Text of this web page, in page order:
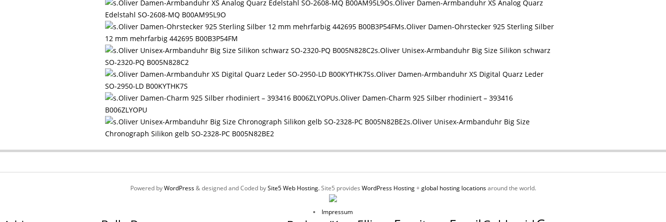
s.Oliver Damen-Armbanduhr XS Analog Quarz
Edelstahl SO-2608-MQ B00AM95L9O
s.Oliver Damen-Ohrstecker 925 Sterling Silber
12 mm mehrfarbig 442695 B00B3P54FM
s.Oliver Unisex-Armbanduhr Big Size Silikon schwarz
SO-2320-PQ B005N828C2
s.Oliver Damen-Armbanduhr XS Digital Quarz Leder
SO-2950-LD B00KYTHK7S
s.Oliver Damen-Charm 925 Silber rhodiniert – 393416
B006ZLYOPU
s.Oliver Unisex-Armbanduhr Big Size
Chronograph Silikon gelb SO-2328-PC B005N82BE2
Powered byWordPress& designed and Coded bySite5 Web Hosting.Site5 provides WordPress Hosting+global hosting locationsaround the world.
Impressum